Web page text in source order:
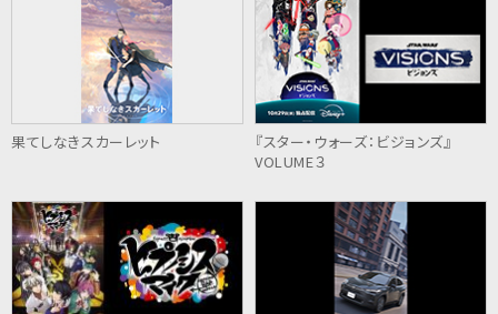
果てしなきスカーレット
『スター・ウォーズ：ビジョンズ』
VOLUME３